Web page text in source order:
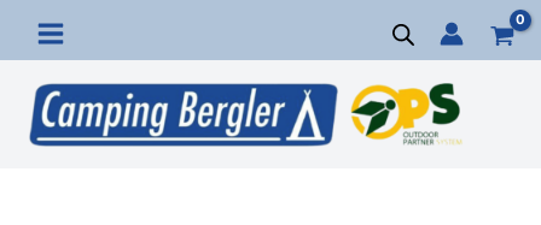
Inhalt
springen